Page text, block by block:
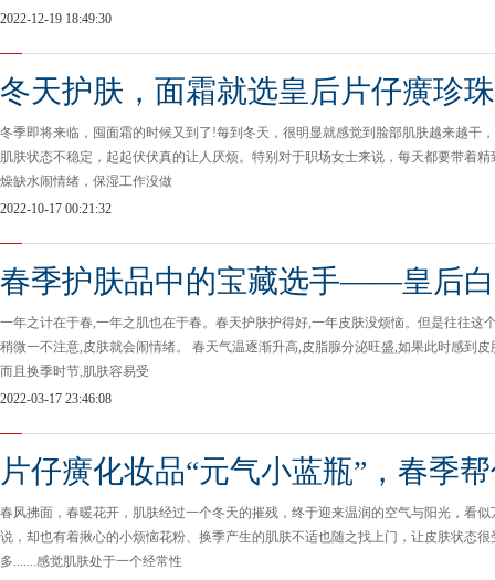
2022-12-19 18:49:30
冬天护肤，面霜就选皇后片仔癀珍
冬季即将来临，囤面霜的时候又到了!每到冬天，很明显就感觉到脸部肌肤越来越干
肌肤状态不稳定，起起伏伏真的让人厌烦。特别对于职场女士来说，每天都要带着
燥缺水闹情绪，保湿工作没做
2022-10-17 00:21:32
春季护肤品中的宝藏选手——皇后
一年之计在于春,一年之肌也在于春。春天护肤护得好,一年皮肤没烦恼。但是往往这
稍微一不注意,皮肤就会闹情绪。 春天气温逐渐升高,皮脂腺分泌旺盛,如果此时感到
而且换季时节,肌肤容易受
2022-03-17 23:46:08
片仔癀化妆品“元气小蓝瓶”，春季
春风拂面，春暖花开，肌肤经过一个冬天的摧残，终于迎来温润的空气与阳光，看
说，却也有着揪心的小烦恼花粉、换季产生的肌肤不适也随之找上门，让皮肤状态
多.......感觉肌肤处于一个经常性